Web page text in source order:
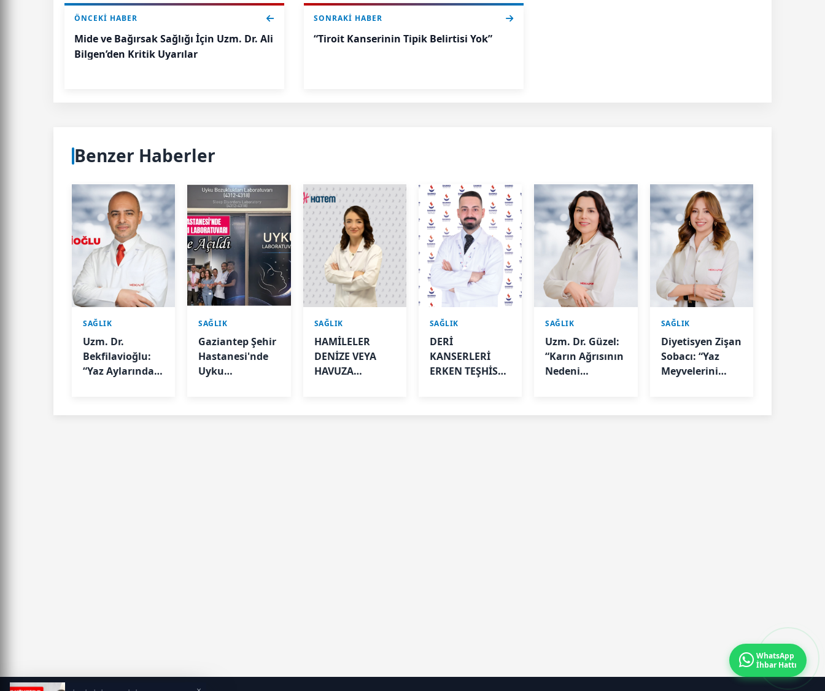
ÖNCEKI HABER
Mide ve Bağırsak Sağlığı İçin Uzm. Dr. Ali
Bilgen’den Kritik Uyarılar
SONRAKI HABER
“Tiroit Kanserinin Tipik Belirtisi Yok”
Benzer Haberler
SAĞLIK
Uzm. Dr.
Bekfilavioğlu:
“Yaz Aylarında
SAĞLIK
Gaziantep Şehir
Hastanesi'nde
Uyku
SAĞLIK
HAMİLELER
DENİZE VEYA
HAVUZA
SAĞLIK
DERİ
KANSERLERİ
ERKEN TEŞHİSLE
SAĞLIK
Uzm. Dr. Güzel:
“Karın Ağrısının
Nedeni
SAĞLIK
Diyetisyen Zişan
Sobacı: “Yaz
Meyvelerini
WhatsApp
İhbar Hattı